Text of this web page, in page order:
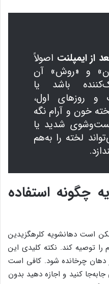
از ایمپلنت اصولاً
و «روش» آن
باشد یا
و روزهای اول،
خون و آرام نگه
شدید یا
لخته را به‌هم
چگونه استفاده
است دهانشویه کلرهگزیدین
توصیه کند. نکته کلیدی این
دهان چرخانده شود. کافی است
جابه‌جا کنید و اجازه دهید بدون